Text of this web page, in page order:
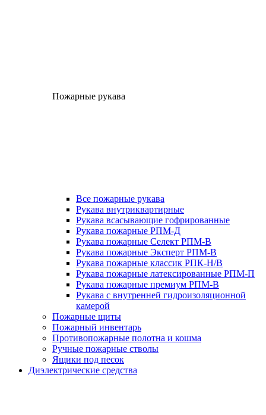
Пожарные рукава
Все пожарные рукава
Рукава внутриквартирные
Рукава всасывающие гофрированные
Рукава пожарные РПМ-Д
Рукава пожарные Селект РПМ-В
Рукава пожарные Эксперт РПМ-В
Рукава пожарные классик РПК-Н/В
Рукава пожарные латексированные РПМ-П
Рукава пожарные премиум РПМ-В
Рукава с внутренней гидроизоляционной
камерой
Пожарные щиты
Пожарный инвентарь
Противопожарные полотна и кошма
Ручные пожарные стволы
Ящики под песок
Диэлектрические средства